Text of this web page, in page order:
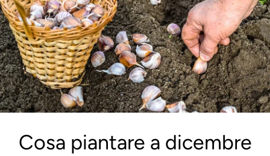
Cosa piantare a dicembre